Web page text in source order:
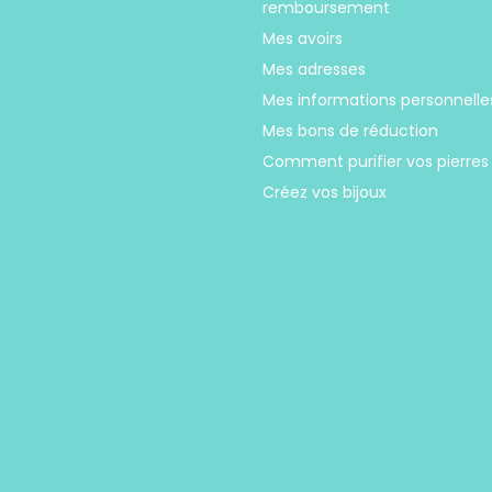
remboursement
Mes avoirs
Mes adresses
Mes informations
Mes bons de réduction
Comment purifier vos pierres
Créez vos bijoux